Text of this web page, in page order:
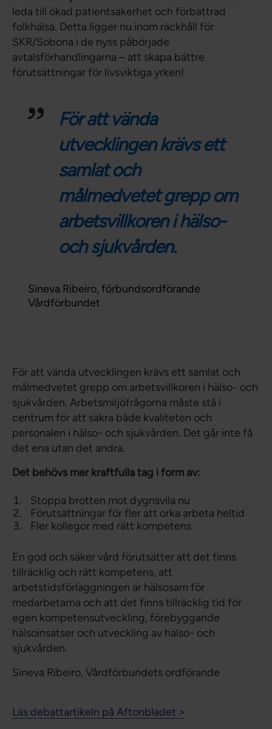
leda till ökad patientsäkerhet och förbättrad
folkhälsa. Detta ligger nu inom räckhåll för
SKR/Sobona i de nyss påbörjade
avtalsförhandlingarna – att skapa bättre
förutsättningar för livsviktiga yrken!
För att vända
utvecklingen krävs ett
samlat och
målmedvetet grepp om
arbetsvillkoren i hälso-
och sjukvården.
Sineva Ribeiro, förbundsordförande
Vårdförbundet
För att vända utvecklingen krävs ett samlat och
målmedvetet grepp om arbetsvillkoren i hälso- och
sjukvården. Arbetsmiljöfrågorna måste stå i
centrum för att säkra både kvaliteten och
personalen i hälso- och sjukvården. Det går inte få
det ena utan det andra.
Det behövs mer kraftfulla tag i form av:
Stoppa brotten mot dygnsvila nu
Förutsättningar för fler att orka arbeta heltid
Fler kollegor med rätt kompetens
En god och säker vård förutsätter att det finns
tillräcklig och rätt kompetens, att
arbetstidsförläggningen är hälsosam för
medarbetarna och att det finns tillräcklig tid för
egen kompetensutveckling, förebyggande
hälsoinsatser och utveckling av hälso- och
sjukvården.
Sineva Ribeiro, Vårdförbundets ordförande
Läs debattartikeln på Aftonbladet >